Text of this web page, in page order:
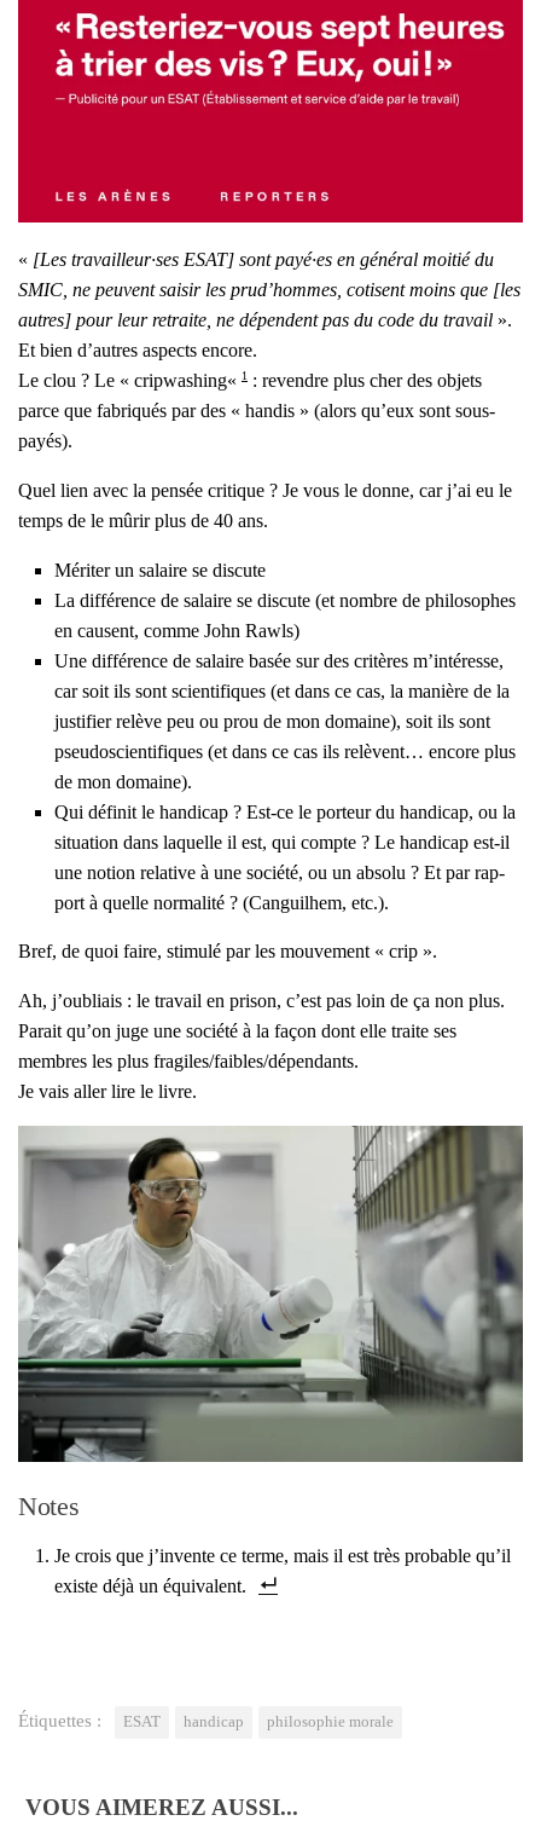
« [Les travailleur·ses ESAT] sont payé·es en géné­ral moi­tié du
SMIC, ne peuvent sai­sir les prud’hommes, cotisent moins que [les
autres] pour leur retraite, ne dépendent pas du code du tra­vail ».
Et bien d’autres aspects encore.
Le clou ? Le « crip­wa­shing« 1
: revendre plus cher des objets
parce que fabri­qués par des « han­dis » (alors qu’eux sont sous-
payés).
Quel lien avec la pen­sée cri­tique ? Je vous le donne, car j’ai eu le
temps de le mûrir plus de 40 ans.
Méri­ter un salaire se dis­cute
La dif­fé­rence de salaire se dis­cute (et nombre de phi­lo­sophes
en causent, comme John Rawls)
Une dif­fé­rence de salaire basée sur des cri­tères m’in­té­resse,
car soit ils sont scien­ti­fiques (et dans ce cas, la manière de la
jus­ti­fier relève peu ou prou de mon domaine), soit ils sont
pseu­dos­cien­ti­fiques (et dans ce cas ils relèvent… encore plus
de mon domaine).
Qui défi­nit le han­di­cap ? Est-ce le por­teur du han­di­cap, ou la
situa­tion dans laquelle il est, qui compte ? Le han­di­cap est-il
une notion rela­tive à une socié­té, ou un abso­lu ? Et par rap­
port à quelle nor­ma­li­té ? (Can­guil­hem, etc.).
Bref, de quoi faire, sti­mu­lé par les mou­ve­ment « crip ».
Ah, j’ou­bliais : le tra­vail en pri­son, c’est pas loin de ça non plus.
Parait qu’on juge une socié­té à la façon dont elle traite ses
membres les plus fragiles/faibles/dépendants.
Je vais aller lire le livre.
Notes
Je crois que j’in­vente ce terme, mais il est très pro­bable qu’il
existe déjà un équi­valent.
Étiquettes : ESAT handicap philosophie morale
VOUS AIMEREZ AUSSI...